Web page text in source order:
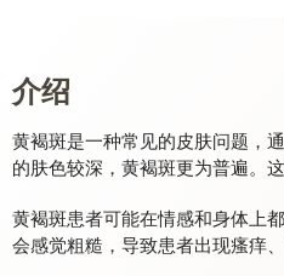
介绍
黄褐斑是一种常见的皮肤问题，
的肤色较深，黄褐斑更为普遍。
黄褐斑患者可能在情感和身体上
会感觉粗糙，导致患者出现瘙痒